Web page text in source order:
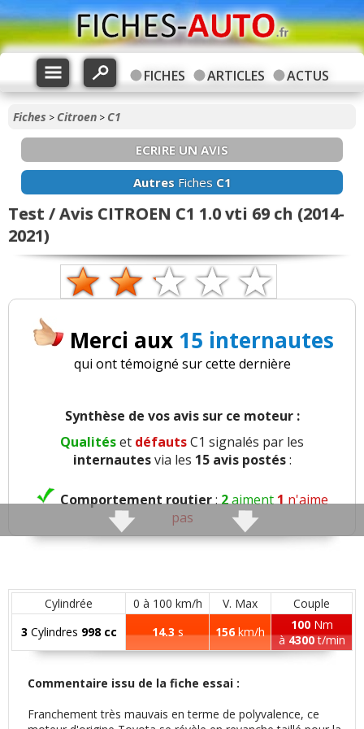
FICHES ARTICLES ACTUS
Fiches > Citroen > C1
ECRIRE UN AVIS
AutresFiches C1
Test / Avis CITROEN C1 1.0 vti 69 ch (2014-
2021)
Merci aux 15 internautes
qui ont témoigné sur cette dernière
Synthèse de vos avis sur ce moteur :
Qualitéset défautsC1 signalés par les
internautesvia les 15 avis postés:
Comportement routier:2aiment1n'aime
pas
Confort global:3aiment2n'aiment pas
Insonorisation et bruit perçu:2n'aiment pas
Finition / qualité des plastiques
Puissance moteur et relances:1aime1
Cylindrée 0 à 100 km/h V. Max
Couple
3 Cylindres 998 cc 14.3s 156km/h 100Nm
à4300t/min
Commentaire issu de la fiche essai :
Franchement très mauvais en terme de polyvalence, ce